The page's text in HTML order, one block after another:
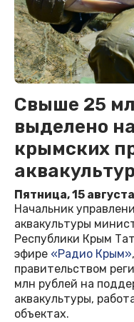
Свыше 25
выделено
крымских
Пятница, 15
Начальник
аквакультуры
Республики Крым
эфире «Радио Крым»
правительством
млн рублей на
аквакультуры,
объектах.